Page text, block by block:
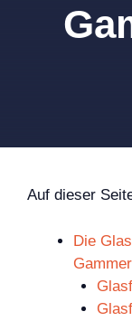
Auf dieser
Die